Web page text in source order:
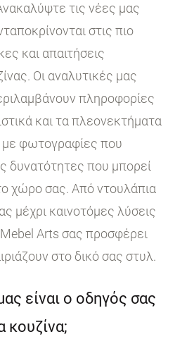
τις νέες μας
στις πιο
και απαιτήσεις
Οι αναλυτικές μας
πληροφορίες
και τα πλεονεκτήματα
με φωτογραφίες που
δυνατότητες που μπορεί
χώρο σας. Από ντουλάπια
μέχρι καινοτόμες λύσεις
Arts σας προσφέρει
στο δικό σας στυλ.
είναι ο οδηγός σας
κουζίνα;